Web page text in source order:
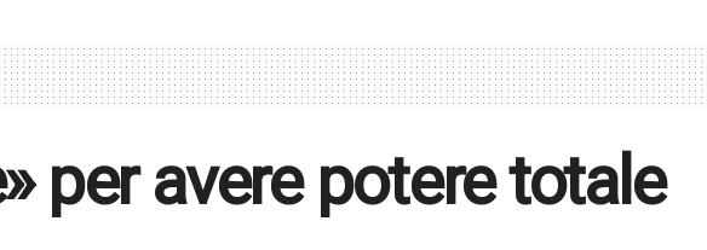
per avere potere totale